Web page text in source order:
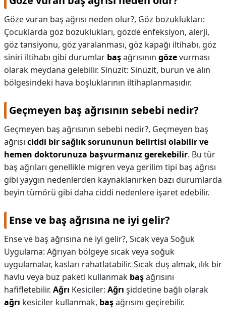
Göze vuran baş ağrısı neden olur?, Göz bozuklukları:
Çocuklarda göz bozuklukları, gözde enfeksiyon, alerji,
göz tansiyonu, göz yaralanması, göz kapağı iltihabı, göz
siniri iltihabı gibi durumlar başağrısının gözevurması
olarak meydana gelebilir. Sinüzit: Sinüzit, burun ve alın
bölgesindeki hava boşluklarının iltihaplanmasıdır.
Geçmeyen baş ağrısının sebebi nedir?
Geçmeyen baş ağrısının sebebi nedir?, Geçmeyen baş
ağrısı ciddi bir sağlık sorununun belirtisi olabilir ve
hemen doktorunuza başvurmanız gerekebilir. Bu tür
baş ağrıları genellikle migren veya gerilim tipi baş ağrısı
gibi yaygın nedenlerden kaynaklanırken bazı durumlarda
beyin tümörü gibi daha ciddi nedenlere işaret edebilir.
Ense ve baş ağrısına ne iyi gelir?
Ense ve baş ağrısına ne iyi gelir?, Sıcak veya Soğuk
Uygulama: Ağrıyan bölgeye sıcak veya soğuk
uygulamalar, kasları rahatlatabilir. Sıcak duş almak, ılık bir
havlu veya buz paketi kullanmak başağrısını
hafifletebilir. Ağrı Kesiciler: Ağrı şiddetine bağlı olarak
ağrı kesiciler kullanmak, başağrısını geçirebilir.